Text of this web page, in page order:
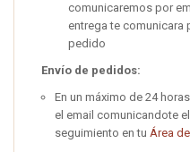
comunicaremos por
entrega te comunicara
pedido
Envío de pedidos:
En un máximo de 24
el email comunicandote
seguimiento en tu Área